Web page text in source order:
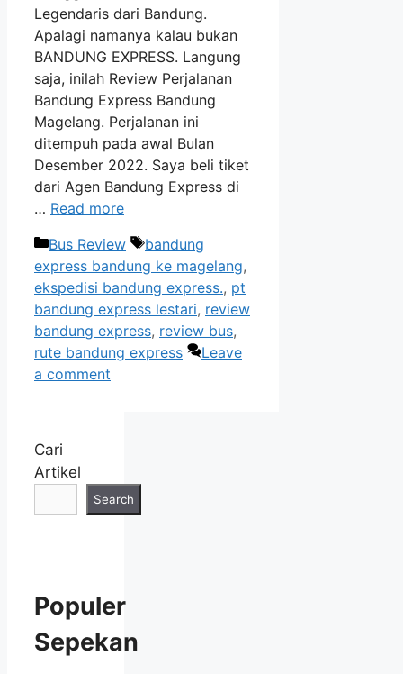
Legendaris dari Bandung.
Apalagi namanya kalau bukan
BANDUNG EXPRESS. Langung
saja, inilah Review Perjalanan
Bandung Express Bandung
Magelang. Perjalanan ini
ditempuh pada awal Bulan
Desember 2022. Saya beli tiket
dari Agen Bandung Express di
… Read more
Categories
Bus Review Tags
bandung
express bandung ke magelang,
ekspedisi bandung express., pt
bandung express lestari, review
bandung express, review bus,
rute bandung express
Leave
a comment
Cari
Artikel
Search
Populer
Sepekan